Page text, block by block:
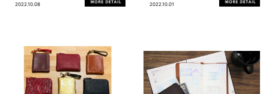
2022.10.08 2022.10.01